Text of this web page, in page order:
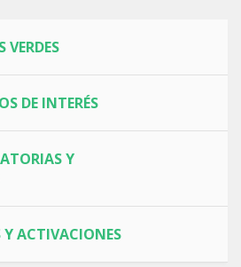
VERDES
DE INTERÉS
Y
Y ACTIVACIONES